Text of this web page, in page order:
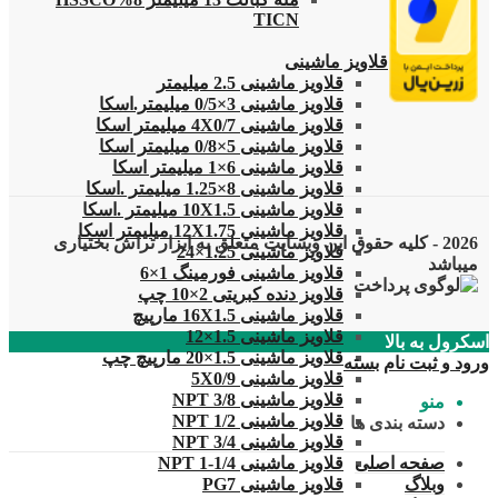
TICN
قلاویز
قلاویز ماشینی
قلاویز ماشینی 2.5 میلیمتر
قلاویز ماشینی 3×0/5 میلیمتر.اسکا
قلاویز ماشینی 4X0/7 میلیمتر اسکا
قلاویز ماشینی 5×0/8 میلیمتر اسکا
قلاویز ماشینی 6×1 میلیمتر اسکا
قلاویز ماشینی 8×1.25 میلیمتر .اسکا
قلاویز ماشینی 10X1.5 میلیمتر .اسکا
قلاویز ماشینی 12X1.75 میلیمتر اسکا
قلاویز ماشینی 1.25×24
قلاویز ماشینی فورمینگ 1×6
قلاویز دنده کبریتی 2×10 چپ
قلاویز ماشینی 16X1.5 مارپیچ
قلاویز ماشینی 1.5×12
قلاویز ماشینی 1.5×20 مارپیچ چپ
قلاویز ماشینی 5X0/9
قلاویز ماشینی 3/8 NPT
قلاویز ماشینی 1/2 NPT
قلاویز ماشینی 3/4 NPT
قلاویز ماشینی 1/4-1 NPT
قلاویز ماشینی PG7
2026 - کلیه حقوق این وبسایت متعلق به ابزار تراش بختیاری
میباشد
اسکرول به بالا
ورود و ثبت نام بسته
منو
دسته بندی ها
صفحه اصلی
وبلاگ